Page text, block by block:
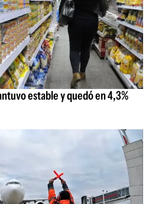
estable y quedó en 4,3%